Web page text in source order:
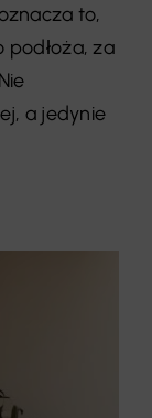
to,
podłoża, za
a jedynie